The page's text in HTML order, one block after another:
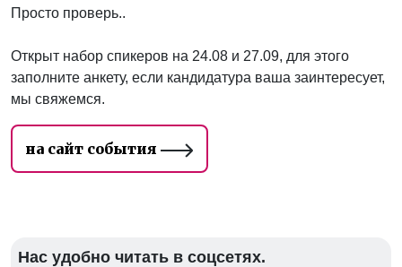
Просто проверь..
Открыт набор спикеров на 24.08 и 27.09, для этого
заполните анкету, если кандидатура ваша заинтересует,
мы свяжемся.
на сайт события
Нас удобно читать в соцсетях.